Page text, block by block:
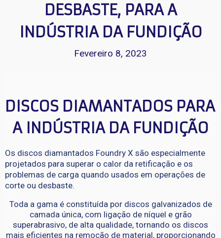
DESBASTE, PARA A
INDÚSTRIA DA FUNDIÇÃO
Fevereiro 8, 2023
DISCOS DIAMANTADOS PARA
A INDÚSTRIA DA FUNDIÇÃO
Os discos diamantados Foundry X são especialmente
projetados para superar o calor da retificação e os
problemas de carga quando usados ​em operações de
corte ou desbaste.
Toda a gama é constituída por discos galvanizados de
camada única, com ligação de níquel e grão
superabrasivo, de alta qualidade, tornando os discos
mais eficientes na remoção de material, proporcionando